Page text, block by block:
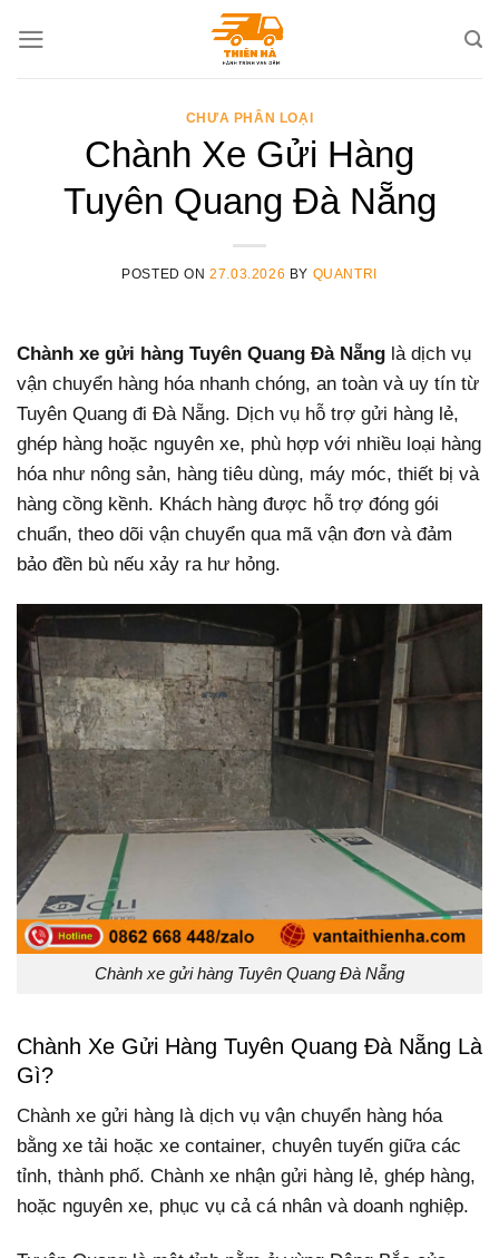
CHƯA PHÂN LOẠI
Chành Xe Gửi Hàng
Tuyên Quang Đà Nẵng
POSTED ON27.03.2026 BY QUANTRI
Chành xe gửi hàng Tuyên Quang Đà Nẵng là dịch vụ
vận chuyển hàng hóa nhanh chóng, an toàn và uy tín từ
Tuyên Quang đi Đà Nẵng. Dịch vụ hỗ trợ gửi hàng lẻ,
ghép hàng hoặc nguyên xe, phù hợp với nhiều loại hàng
hóa như nông sản, hàng tiêu dùng, máy móc, thiết bị và
hàng cồng kềnh. Khách hàng được hỗ trợ đóng gói
chuẩn, theo dõi vận chuyển qua mã vận đơn và đảm
bảo đền bù nếu xảy ra hư hỏng.
Chành xe gửi hàng Tuyên Quang Đà Nẵng
Chành Xe Gửi Hàng Tuyên Quang Đà Nẵng Là
Gì?
Chành xe gửi hàng là dịch vụ vận chuyển hàng hóa
bằng xe tải hoặc xe container, chuyên tuyến giữa các
tỉnh, thành phố. Chành xe nhận gửi hàng lẻ, ghép hàng,
hoặc nguyên xe, phục vụ cả cá nhân và doanh nghiệp.